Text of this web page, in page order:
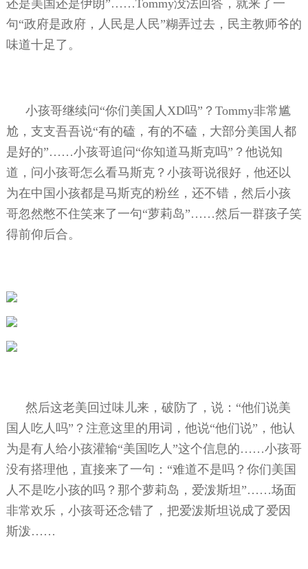
还是美国还是伊朗”……Tommy没法回答，就来了一
句“政府是政府，人民是人民”糊弄过去，民主教师爷的
味道十足了。
小孩哥继续问“你们美国人 XD吗”？ Tommy非常尴
尬，支支吾吾说“有的磕，有的不磕，大部分美国人都
是好的”……小孩哥追问“你知道马斯克吗”？他说知
道，问小孩哥怎么看马斯克？小孩哥说很好，他还以
为在中国小孩都是马斯克的粉丝，还不错，然后小孩
哥忽然憋不住笑来了一句“萝莉岛”……然后一群孩子笑
得前仰后合。
然后这老美回过味儿来，破防了，说：“他们说美
国人吃人吗”？注意这里的用词，他说“他们说”，他认
为是有人给小孩灌输“美国吃人”这个信息的……小孩哥
没有搭理他，直接来了一句：“难道不是吗？你们美国
人不是吃小孩的吗？那个萝莉岛，爱泼斯坦”……场面
非常欢乐，小孩哥还念错了，把爱泼斯坦说成了爱因
斯泼……